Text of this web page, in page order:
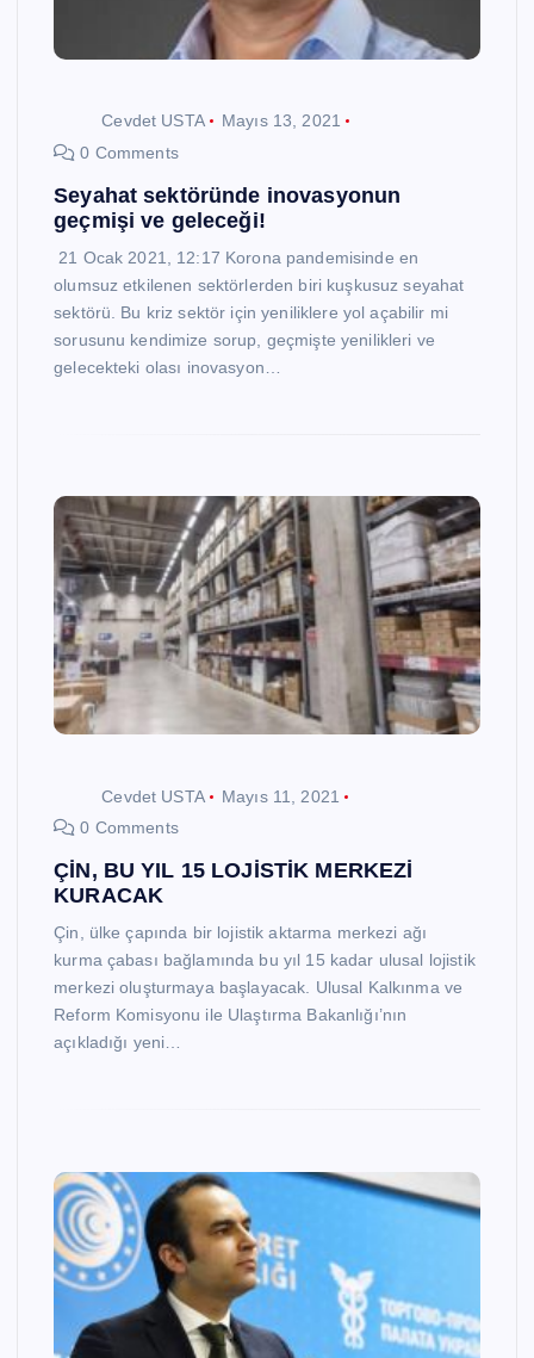
Cevdet USTA
Mayıs 13, 2021
0 Comments
Seyahat sektöründe inovasyonun
geçmişi ve geleceği!
21 Ocak 2021, 12:17 Korona pandemisinde en
olumsuz etkilenen sektörlerden biri kuşkusuz seyahat
sektörü. Bu kriz sektör için yeniliklere yol açabilir mi
sorusunu kendimize sorup, geçmişte yenilikleri ve
gelecekteki olası inovasyon…
Cevdet USTA
Mayıs 11, 2021
0 Comments
ÇİN, BU YIL 15 LOJİSTİK MERKEZİ
KURACAK
Çin, ülke çapında bir lojistik aktarma merkezi ağı
kurma çabası bağlamında bu yıl 15 kadar ulusal lojistik
merkezi oluşturmaya başlayacak. Ulusal Kalkınma ve
Reform Komisyonu ile Ulaştırma Bakanlığı’nın
açıkladığı yeni…